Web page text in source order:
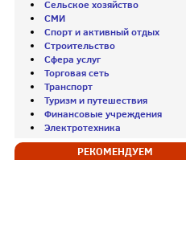
Сельское хозяйство
СМИ
Спорт и активный отдых
Строительство
Сфера услуг
Торговая сеть
Транспорт
Туризм и путешествия
Финансовые учреждения
Электротехника
РЕКОМЕНДУЕМ